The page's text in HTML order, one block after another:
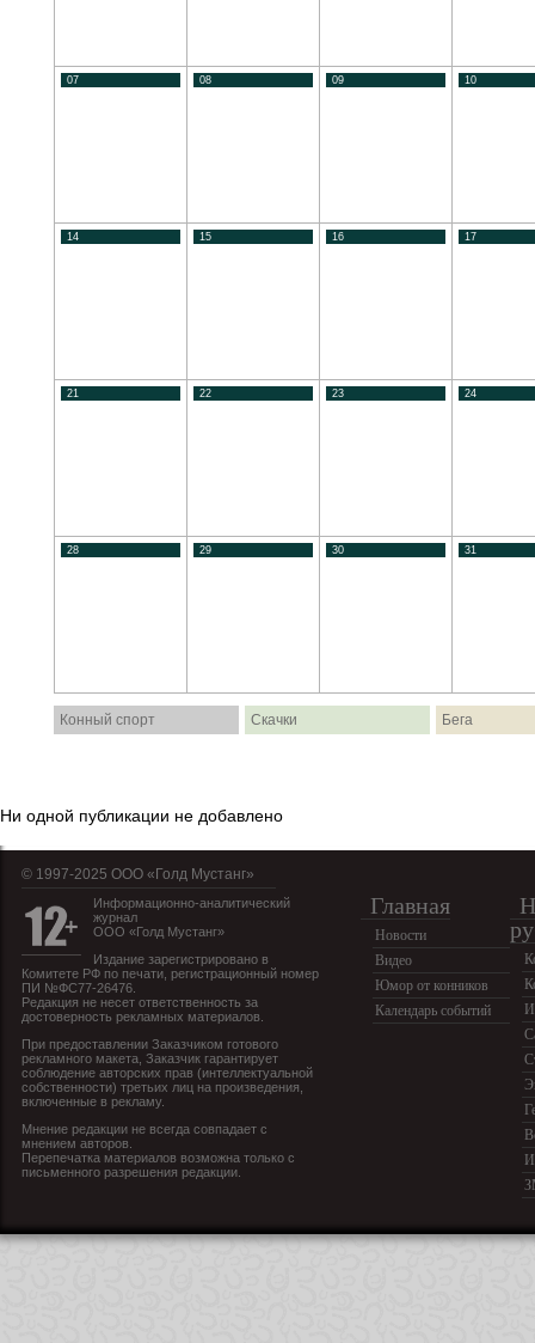
07 08 09 10
14 15 16 17
21 22 23 24
28 29 30 31
Конный спорт Скачки Бега
Ни одной публикации не добавлено
© 1997-2025 OOO «Голд Мустанг»
Информационно-аналитический
журнал
ООО «Голд Мустанг»
Издание зарегистрировано в
Комитете РФ по печати, регистрационный номер
ПИ №ФС77-26476.
Редакция не несет ответственность за
достоверность рекламных материалов.
При предоставлении Заказчиком готового
рекламного макета, Заказчик гарантирует
соблюдение авторских прав (интеллектуальной
собственности) третьих лиц на произведения,
включенные в рекламу.
Мнение редакции не всегда совпадает с
мнением авторов.
Перепечатка материалов возможна только с
письменного разрешения редакции.
Главная
Новости
Видео
Юмор от конников
Календарь событий